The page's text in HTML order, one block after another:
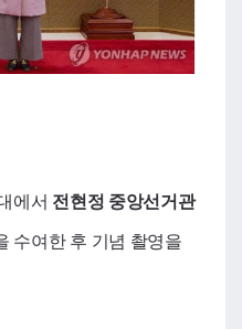
에서 전현정 중앙선거관
수여한 후 기념 촬영을